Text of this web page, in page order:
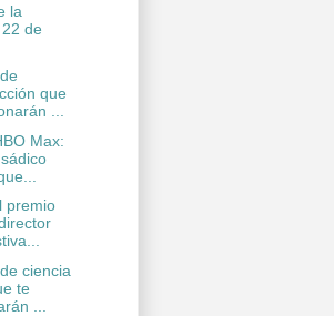
la
de
que
...
Max:
premio
ciencia
te
...